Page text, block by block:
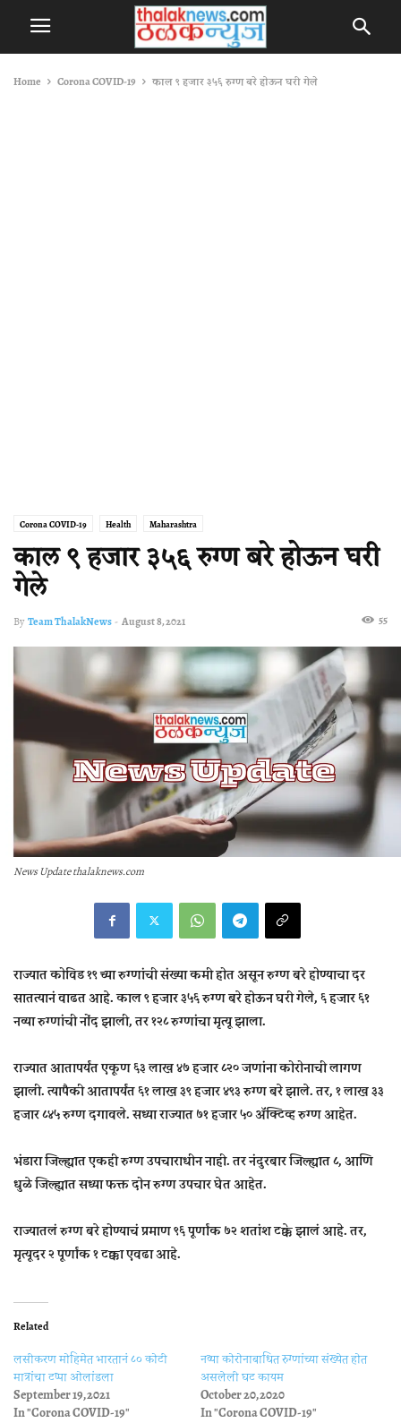
Home Corona COVID-19 काल ९ हजार ३५६ रुग्ण बरे होऊन घरी गेले
Corona COVID-19 Health Maharashtra
काल ९ हजार ३५६ रुग्ण बरे होऊन घरी
गेले
By Team ThalakNews- August 8, 2021 55
News Update thalaknews.com
राज्यात कोविड १९ च्या रुग्णांची संख्या कमी होत असून रुग्ण बरे होण्याचा दर
सातत्यानं वाढत आहे. काल ९ हजार ३५६ रुग्ण बरे होऊन घरी गेले, ६ हजार ६१
नव्या रुग्णांची नोंद झाली, तर १२८ रुग्णांचा मृत्यू झाला.
राज्यात आतापर्यंत एकूण ६३ लाख ४७ हजार ८२० जणांना कोरोनाची लागण
झाली. त्यापैकी आतापर्यंत ६१ लाख ३९ हजार ४९३ रुग्ण बरे झाले. तर, १ लाख ३३
हजार ८४५ रुग्ण दगावले. सध्या राज्यात ७१ हजार ५० ॲक्टिव्ह रुग्ण आहेत.
भंडारा जिल्ह्यात एकही रुग्ण उपचाराधीन नाही. तर नंदुरबार जिल्ह्यात ८, आणि
धुळे जिल्ह्यात सध्या फक्त दोन रुग्ण उपचार घेत आहेत.
राज्यातलं रुग्ण बरे होण्याचं प्रमाण ९६ पूर्णांक ७२ शतांश टक्के झालं आहे. तर,
मृत्यूदर २ पूर्णांक १ टक्का एवढा आहे.
Related
लसीकरण मोहिमेत भारतानं ८० कोटी
मात्रांचा टप्पा ओलांडला
September 19, 2021
In "Corona COVID-19"
नव्या कोरोनाबाधित रुग्णांच्या संख्येत होत
असलेली घट कायम
October 20, 2020
In "Corona COVID-19"